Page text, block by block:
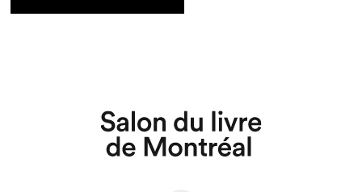
Que cherchez-vous?